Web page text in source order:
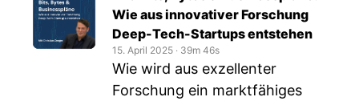
Wie aus innovativer Forschung
Deep-Tech-Startups entstehen
15. April 2025 ‧ 39m 46s
Wie wird aus exzellenter
Forschung ein marktfähiges